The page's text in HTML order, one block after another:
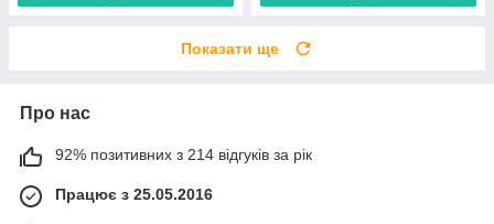
Показати ще
Про нас
92% позитивних з 214 відгуків за рік
Працює з 25.05.2016